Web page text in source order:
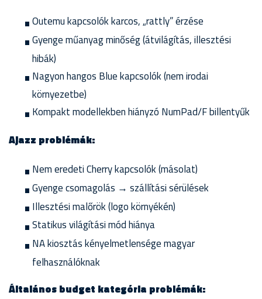
Outemu kapcsolók karcos, „rattly” érzése
Gyenge műanyag minőség (átvilágítás, illesztési
hibák)
Nagyon hangos Blue kapcsolók (nem irodai
környezetbe)
Kompakt modellekben hiányzó NumPad/F billentyűk
Ajazz problémák:
Nem eredeti Cherry kapcsolók (másolat)
Gyenge csomagolás → szállítási sérülések
Illesztési malőrök (logo környékén)
Statikus világítási mód hiánya
NA kiosztás kényelmetlensége magyar
felhasználóknak
Általános budget kategória problémák: